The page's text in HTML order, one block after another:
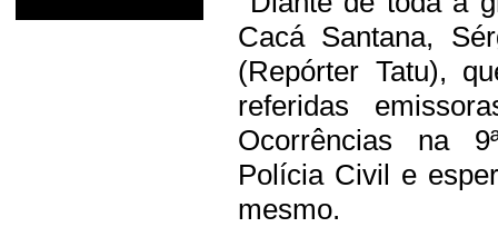
Cacá Santana,
(Repórter Tatu),
referidas
Ocorrências na
Polícia Civil e
mesmo.